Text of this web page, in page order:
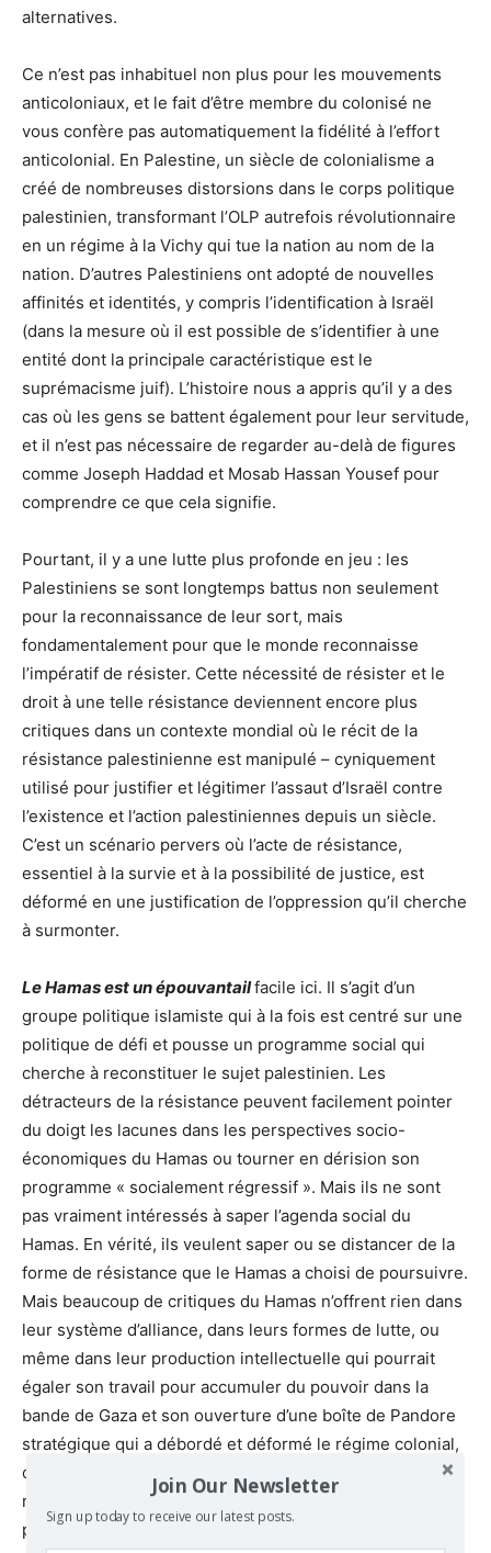
alternatives.
Ce n’est pas inhabituel non plus pour les mouvements
anticoloniaux, et le fait d’être membre du colonisé ne
vous confère pas automatiquement la fidélité à l’effort
anticolonial. En Palestine, un siècle de colonialisme a
créé de nombreuses distorsions dans le corps politique
palestinien, transformant l’OLP autrefois révolutionnaire
en un régime à la Vichy qui tue la nation au nom de la
nation. D’autres Palestiniens ont adopté de nouvelles
affinités et identités, y compris l’identification à Israël
(dans la mesure où il est possible de s’identifier à une
entité dont la principale caractéristique est le
suprémacisme juif). L’histoire nous a appris qu’il y a des
cas où les gens se battent également pour leur servitude,
et il n’est pas nécessaire de regarder au-delà de figures
comme Joseph Haddad et Mosab Hassan Yousef pour
comprendre ce que cela signifie.
Pourtant, il y a une lutte plus profonde en jeu : les
Palestiniens se sont longtemps battus non seulement
pour la reconnaissance de leur sort, mais
fondamentalement pour que le monde reconnaisse
l’impératif de résister. Cette nécessité de résister et le
droit à une telle résistance deviennent encore plus
critiques dans un contexte mondial où le récit de la
résistance palestinienne est manipulé – cyniquement
utilisé pour justifier et légitimer l’assaut d’Israël contre
l’existence et l’action palestiniennes depuis un siècle.
C’est un scénario pervers où l’acte de résistance,
essentiel à la survie et à la possibilité de justice, est
déformé en une justification de l’oppression qu’il cherche
à surmonter.
Le Hamas est un épouvantailfacile ici. Il s’agit d’un
groupe politique islamiste qui à la fois est centré sur une
politique de défi et pousse un programme social qui
cherche à reconstituer le sujet palestinien. Les
détracteurs de la résistance peuvent facilement pointer
du doigt les lacunes dans les perspectives socio-
économiques du Hamas ou tourner en dérision son
programme « socialement régressif ». Mais ils ne sont
pas vraiment intéressés à saper l’agenda social du
Hamas. En vérité, ils veulent saper ou se distancer de la
forme de résistance que le Hamas a choisi de poursuivre.
Mais beaucoup de critiques du Hamas n’offrent rien dans
leur système d’alliance, dans leurs formes de lutte, ou
même dans leur production intellectuelle qui pourrait
égaler son travail pour accumuler du pouvoir dans la
bande de Gaza et son ouverture d’une boîte de Pandore
stratégique qui a débordé et déformé le régime colonial,
offrant un moment historique qui inclut parmi ses
nombreuses possibilités le potentiel de libération
palestinienne.
Join Our Newsletter
Sign up today to receive our latest posts.